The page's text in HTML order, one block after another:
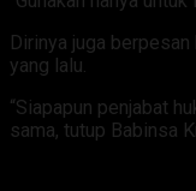
Dirinya juga
yang lalu.
“Siapapun penjabat
sama, tutup Babinsa